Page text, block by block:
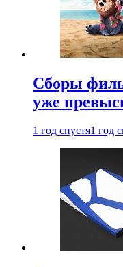
Сборы
уже
1 год спустя1 год